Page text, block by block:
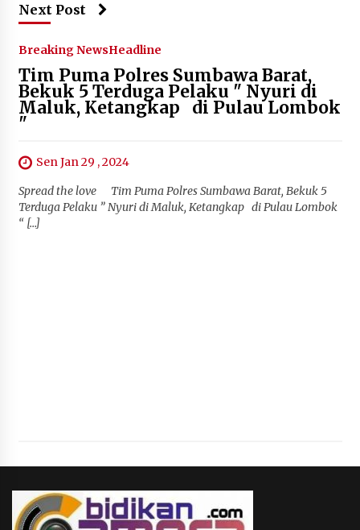
Next Post
Breaking NewsHeadline
Tim Puma Polres Sumbawa Barat,
Bekuk 5 Terduga Pelaku " Nyuri di
Maluk, Ketangkap di Pulau Lombok
"
Sen Jan 29 , 2024
Spread the love Tim Puma Polres Sumbawa Barat, Bekuk 5
Terduga Pelaku ” Nyuri di Maluk, Ketangkap di Pulau Lombok
“ […]